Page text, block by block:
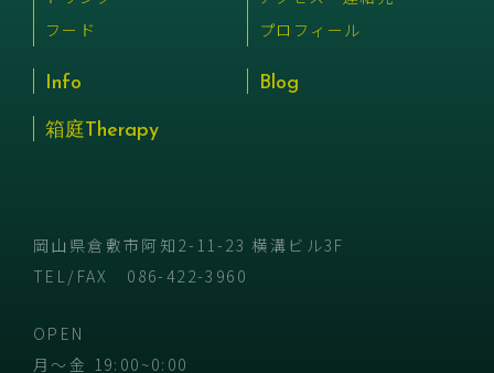
フード
プロフィール
Info Blog
箱庭Therapy
岡山県倉敷市阿知2-11-23 横溝ビル3F
TEL/FAX 086-422-3960
OPEN
月〜金 19:00~0:00